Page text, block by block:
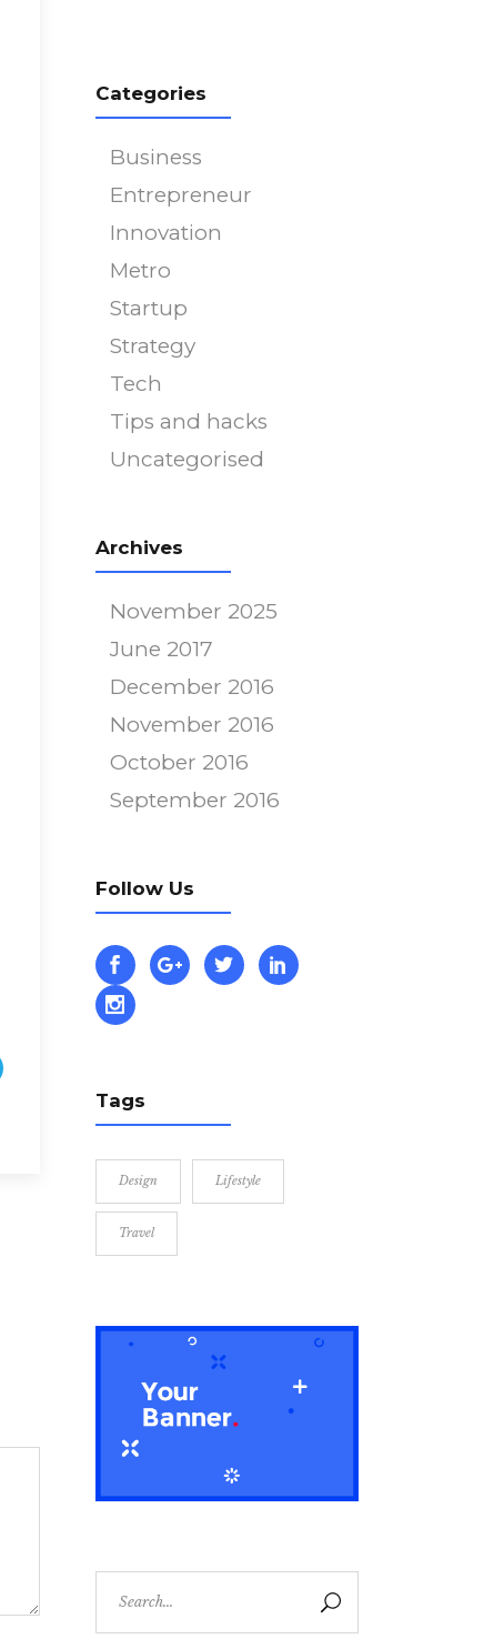
Categories
Business
Entrepreneur
Innovation
Metro
Startup
Strategy
Tech
Tips and hacks
Uncategorised
Archives
November 2025
June 2017
December 2016
November 2016
October 2016
September 2016
Follow Us
Tags
Design Lifestyle
Travel